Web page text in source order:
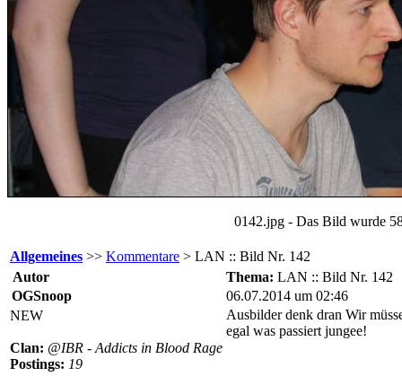
0142.jpg - Das Bild wurde
Allgemeines >> Kommentare > LAN :: Bild Nr. 142
Autor
Thema: LAN :: Bild Nr. 142
OGSnoop
06.07.2014 um 02:46
NEW
Clan: @IBR - Addicts in Blood Rage
Postings: 19
Ausbilder denk dran Wir
egal was passiert jungee!